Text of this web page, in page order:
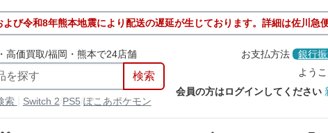
び令和8年熊本地震により配送の遅延が生じております。詳細は佐川急
高価買取/福岡・熊本で24店舗 お支払方法 銀行
索 Switch 2 PS5 ぽこあポケモン
よう
会員の方はログインしてください